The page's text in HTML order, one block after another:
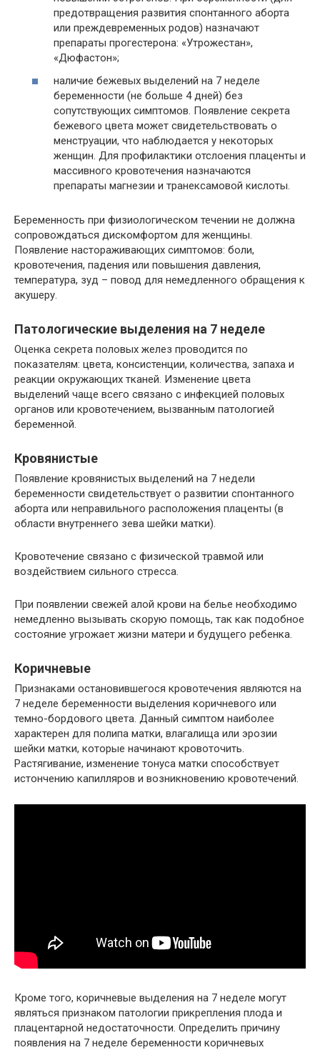
предотвращения развития спонтанного аборта
или преждевременных родов) назначают
препараты прогестерона: «Утрожестан»,
«Дюфастон»;
наличие бежевых выделений на 7 неделе
беременности (не больше 4 дней) без
сопутствующих симптомов. Появление секрета
бежевого цвета может свидетельствовать о
менструации, что наблюдается у некоторых
женщин. Для профилактики отслоения плаценты и
массивного кровотечения назначаются
препараты магнезии и транексамовой кислоты.
Беременность при физиологическом течении не должна
сопровождаться дискомфортом для женщины.
Появление настораживающих симптомов: боли,
кровотечения, падения или повышения давления,
температура, зуд – повод для немедленного обращения к
акушеру.
Патологические выделения на 7 неделе
Оценка секрета половых желез проводится по
показателям: цвета, консистенции, количества, запаха и
реакции окружающих тканей. Изменение цвета
выделений чаще всего связано с инфекцией половых
органов или кровотечением, вызванным патологией
беременной.
Кровянистые
Появление кровянистых выделений на 7 недели
беременности свидетельствует о развитии спонтанного
аборта или неправильного расположения плаценты (в
области внутреннего зева шейки матки).
Кровотечение связано с физической травмой или
воздействием сильного стресса.
При появлении свежей алой крови на белье необходимо
немедленно вызывать скорую помощь, так как подобное
состояние угрожает жизни матери и будущего ребенка.
Коричневые
Признаками остановившегося кровотечения являются на
7 неделе беременности выделения коричневого или
темно-бордового цвета. Данный симптом наиболее
характерен для полипа матки, влагалища или эрозии
шейки матки, которые начинают кровоточить.
Растягивание, изменение тонуса матки способствует
истончению капилляров и возникновению кровотечений.
Кроме того, коричневые выделения на 7 неделе могут
являться признаком патологии прикрепления плода и
плацентарной недостаточности. Определить причину
появления на 7 неделе беременности коричневых